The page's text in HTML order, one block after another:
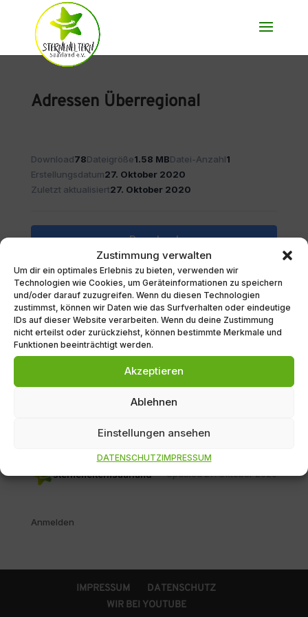
Zustimmung verwalten
Um dir ein optimales Erlebnis zu bieten, verwenden wir
Technologien wie Cookies, um Geräteinformationen zu speichern
und/oder darauf zuzugreifen. Wenn du diesen Technologien
zustimmst, können wir Daten wie das Surfverhalten oder eindeutige
IDs auf dieser Website verarbeiten. Wenn du deine Zustimmung
nicht erteilst oder zurückziehst, können bestimmte Merkmale und
Funktionen beeinträchtigt werden.
Akzeptieren
Ablehnen
Einstellungen ansehen
DATENSCHUTZIMPRESSUM
Adressen Überregional
Download78Dateigröße1.58 MBDatei-Anzahl1
Erstellungsdatum27. Oktober 2020
Zuletzt aktualisiert27. Oktober 2020
Download
BESCHREIBUNG
SIMILAR DOWNLOADS
No related download found!
sternenelternsaarland Updated 27. Oktober 2020
Anmelden
IMPRESSUM
DATENSCHUTZ
WIR BEI YOUTUBE